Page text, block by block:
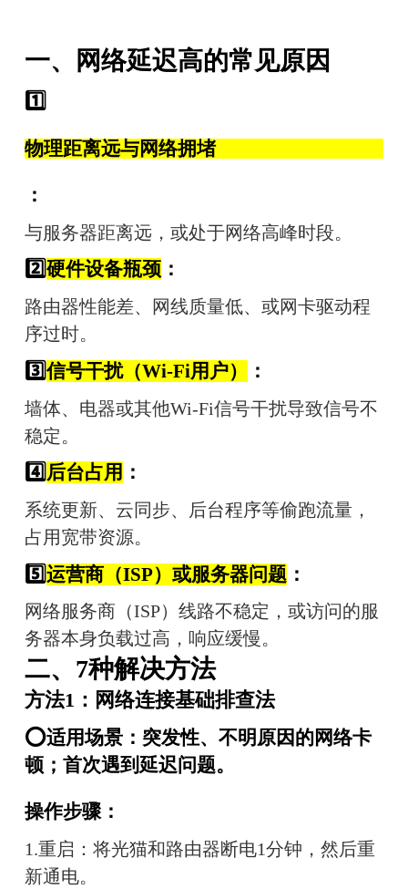
一、网络延迟高的常见原因
1️⃣
物理距离远与网络拥堵
：
与服务器距离远，或处于网络高峰时段。
2️⃣硬件设备瓶颈：
路由器性能差、网线质量低、或网卡驱动程
序过时。
3️⃣信号干扰（Wi-Fi用户） ：
墙体、电器或其他Wi-Fi信号干扰导致信号不
稳定。
4️⃣后台占用 ：
系统更新、云同步、后台程序等偷跑流量，
占用宽带资源。
5️⃣运营商（ISP）或服务器问题：
网络服务商（ISP）线路不稳定，或访问的服
务器本身负载过高，响应缓慢。
二、7种解决方法
方法1：网络连接基础排查法
⭕适用场景：突发性、不明原因的网络卡
顿；首次遇到延迟问题。
操作步骤：
1.重启：将光猫和路由器断电1分钟，然后重
新通电。